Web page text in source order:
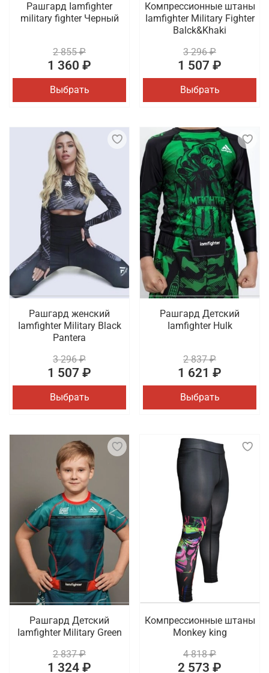
Рашгард Iamfighter
military fighter Черный
2 855 ₽
1 360 ₽
Выбрать
Компрессионные штаны
Iamfighter Military Fighter
Balck&Khaki
3 296 ₽
1 507 ₽
Выбрать
Рашгард женский
Iamfighter Military Black
Pantera
3 296 ₽
1 507 ₽
Выбрать
Рашгард Детский
Iamfighter Hulk
2 837 ₽
1 621 ₽
Выбрать
Рашгард Детский
Iamfighter Military Green
2 837 ₽
1 324 ₽
Компрессионные штаны
Monkey king
4 818 ₽
2 573 ₽